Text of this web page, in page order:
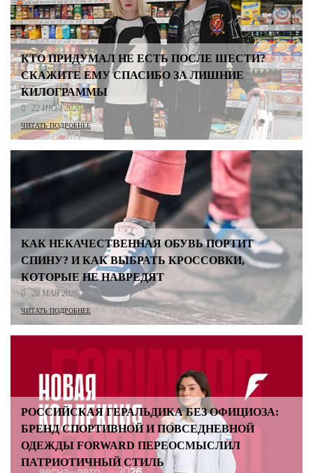
КТО ПРИДУМАЛ НЕ ЕСТЬ ПОСЛЕ ШЕСТИ?
СКАЖИТЕ ЕМУ СПАСИБО ЗА ЛИШНИЕ
КИЛОГРАММЫ
22 ИЮЛ 2026
ЧИТАТЬ ПОДРОБНЕЕ
КАК НЕКАЧЕСТВЕННАЯ ОБУВЬ ПОРТИТ
СПИНУ? И КАК ВЫБРАТЬ КРОССОВКИ,
КОТОРЫЕ НЕ НАВРЕДЯТ
28 МАЯ 2026
ЧИТАТЬ ПОДРОБНЕЕ
РОССИЙСКАЯ ГЕРАЛЬДИКА БЕЗ ОФИЦИОЗА:
БРЕНД СПОРТИВНОЙ И ПОВСЕДНЕВНОЙ
ОДЕЖДЫ FORWARD ПЕРЕОСМЫСЛИЛ
ПАТРИОТИЧНЫЙ СТИЛЬ